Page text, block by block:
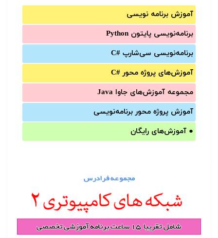
آموزش برنامه نویسی
برنامه‌نویسی پایتون Python
برنامه‌‌نویسی سی‌شارپ C#‎
آموزش‌های پروژه محور #C
مجموعه آموزش‌های جاوا Java
آموزش‌ پروژه محور برنامه‌نویسی
● آموزش‌های رایگان